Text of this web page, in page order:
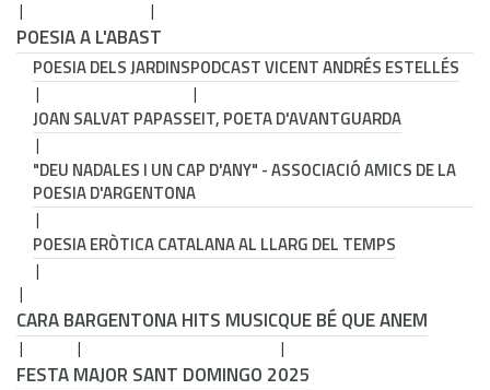
POESIA A L'ABAST
POESIA DELS JARDINSPODCAST VICENT ANDRÉS ESTELLÉS
JOAN SALVAT PAPASSEIT, POETA D'AVANTGUARDA
"DEU NADALES I UN CAP D'ANY" - ASSOCIACIÓ AMICS DE LA
POESIA D'ARGENTONA
POESIA ERÒTICA CATALANA AL LLARG DEL TEMPS
CARA BARGENTONA HITS MUSICQUE BÉ QUE ANEM
FESTA MAJOR SANT DOMINGO 2025